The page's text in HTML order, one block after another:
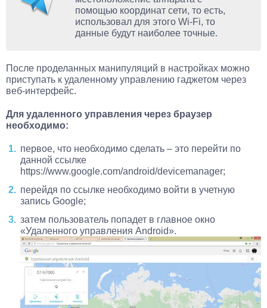
помощью координат сети, то есть,
использовал для этого Wi-Fi, то
данные будут наиболее точные.
После проделанных манипуляций в настройках можно
приступать к удаленному управлению гаджетом через
веб-интерфейс.
Для удаленного управления через браузер
необходимо:
первое, что необходимо сделать – это перейти по
данной ссылке
https://www.google.com/android/devicemanager;
перейдя по ссылке необходимо войти в учетную
запись Google;
затем пользователь попадет в главное окно
«Удаленного управления Android».